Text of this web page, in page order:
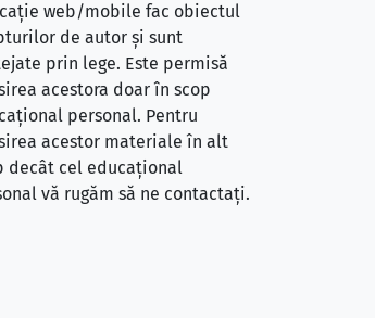
web/mobile fac obiectul
de autor și sunt
prin lege. Este permisă
acestora doar în scop
personal. Pentru
acestor materiale în alt
decât cel educațional
vă rugăm să ne contactați.